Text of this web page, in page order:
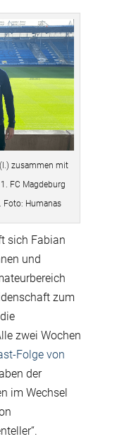
zusammen mit
FC Magdeburg
Foto: Humanas
sich Fabian
und
zum
zwei Wochen
Folge von
der
im Wechsel